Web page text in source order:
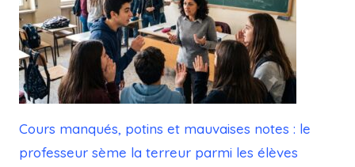
Cours manqués, potins et mauvaises notes : le
professeur sème la terreur parmi les élèves